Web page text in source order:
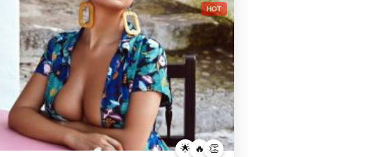
HOT
🌟 🔥 👏